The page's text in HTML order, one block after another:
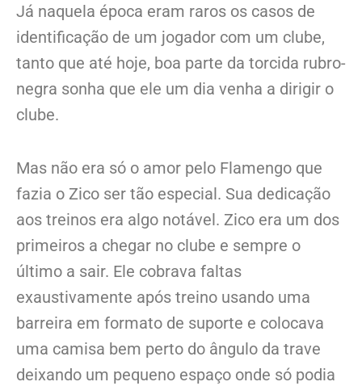
Já naquela época eram raros os casos de
identificação de um jogador com um clube,
tanto que até hoje, boa parte da torcida rubro-
negra sonha que ele um dia venha a dirigir o
clube.
Mas não era só o amor pelo Flamengo que
fazia o Zico ser tão especial. Sua dedicação
aos treinos era algo notável. Zico era um dos
primeiros a chegar no clube e sempre o
último a sair. Ele cobrava faltas
exaustivamente após treino usando uma
barreira em formato de suporte e colocava
uma camisa bem perto do ângulo da trave
deixando um pequeno espaço onde só podia